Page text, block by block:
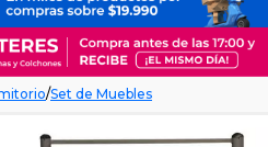
/Set de Muebles